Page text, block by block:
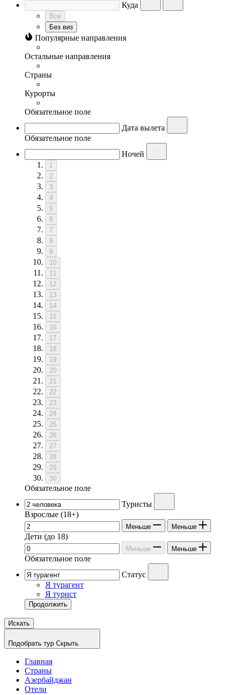
Куда
Все
Без виз
Популярные направления
Остальные направления
Страны
Курорты
Обязательное поле
Дата вылета
Обязательное поле
Ночей
1
2
3
4
5
6
7
8
9
10
11
12
13
14
15
16
17
18
19
20
21
22
23
24
25
26
27
28
29
30
Обязательное поле
Туристы
Взрослые (18+)
Меньше Меньше
Дети (до 18)
Меньше Меньше
Обязательное поле
Статус
Я турагент
Я турист
Продолжить
Искать
Подобрать тур Скрыть
Главная
Страны
Азербайджан
Отели